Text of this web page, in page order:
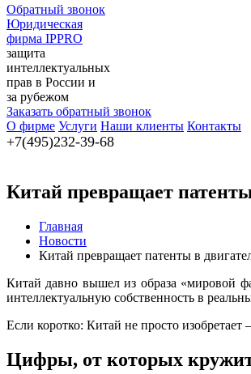
Обратный звонок
Юридическая
фирма IPPRO
защита
интеллектуальных
прав в России и
за рубежом
Заказать обратный звонок
О фирме Услуги Наши клиенты Контакты
+7(495)232-39-68
Китай превращает
Главная
Новости
Китай превращает патенты в
Китай давно вышел из образа «мировой
интеллектуальную собственность в
Если коротко: Китай не просто
Цифры, от которых